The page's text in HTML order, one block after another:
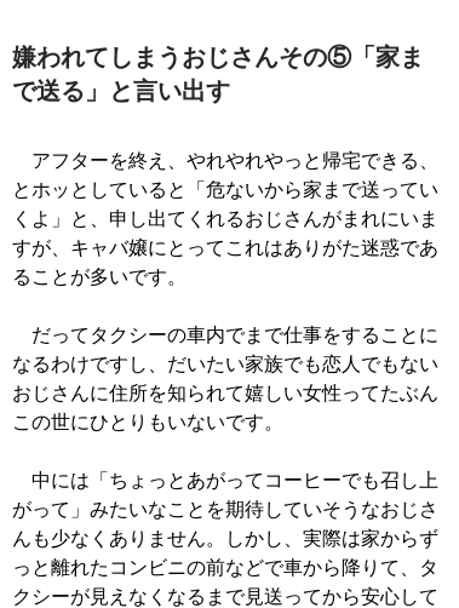
嫌われてしまうおじさんその⑤「家ま
で送る」と言い出す
アフターを終え、やれやれやっと帰宅できる、
とホッとしていると「危ないから家まで送ってい
くよ」と、申し出てくれるおじさんがまれにいま
すが、キャバ嬢にとってこれはありがた迷惑であ
ることが多いです。
だってタクシーの車内でまで仕事をすることに
なるわけですし、だいたい家族でも恋人でもない
おじさんに住所を知られて嬉しい女性ってたぶん
この世にひとりもいないです。
中には「ちょっとあがってコーヒーでも召し上
がって」みたいなことを期待していそうなおじさ
んも少なくありません。しかし、実際は家からず
っと離れたコンビニの前などで車から降りて、タ
クシーが見えなくなるまで見送ってから安心して